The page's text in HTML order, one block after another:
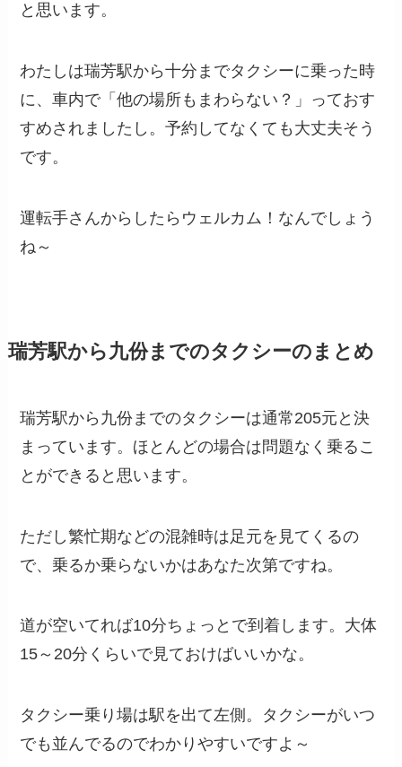
と思います。
わたしは瑞芳駅から十分までタクシーに乗った時
に、車内で「他の場所もまわらない？」っておす
すめされましたし。予約してなくても大丈夫そう
です。
運転手さんからしたらウェルカム！なんでしょう
ね～
瑞芳駅から九份までのタクシーのまとめ
瑞芳駅から九份までのタクシーは通常205元と決
まっています。ほとんどの場合は問題なく乗るこ
とができると思います。
ただし繁忙期などの混雑時は足元を見てくるの
で、乗るか乗らないかはあなた次第ですね。
道が空いてれば10分ちょっとで到着します。大体
15～20分くらいで見ておけばいいかな。
タクシー乗り場は駅を出て左側。タクシーがいつ
でも並んでるのでわかりやすいですよ～